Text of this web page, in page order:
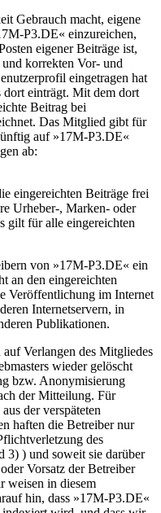
Gebrauch macht, eigene
P3.DE« einzureichen,
eigener Beiträge ist,
korrekten Vor- und
eingetragen hat
dort einträgt. Mit dem dort
Beitrag bei
Das Mitglied gibt für
auf »17M-P3.DE«
ab:
eingereichten Beiträge frei
Urheber-, Marken- oder
gilt für alle eingereichten
von »17M-P3.DE« ein
an den eingereichten
Veröffentlichung im Internet
Internetservern, in
Publikationen.
Verlangen des Mitgliedes
wieder gelöscht
bzw. Anonymisierung
der Mitteilung. Für
der verspäteten
haften die Betreiber nur
des
3) ) und soweit sie darüber
Vorsatz der Betreiber
weisen in diesem
hin, dass »17M-P3.DE«